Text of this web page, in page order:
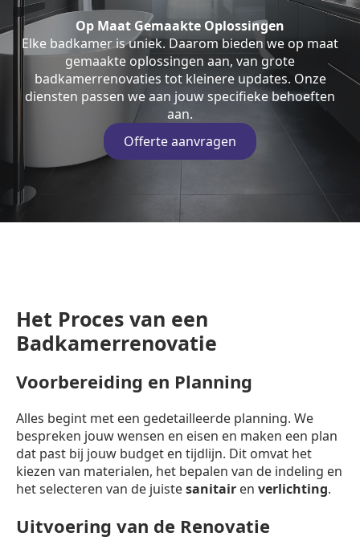
Op Maat Gemaakte Oplossingen
Elke badkamer is uniek. Daarom bieden we op maat
gemaakte oplossingen aan, van grote
badkamerrenovaties tot kleinere updates. Onze
diensten passen we aan jouw specifieke behoeften
aan.
Offerte aanvragen
Het Proces van een
Badkamerrenovatie
Voorbereiding en Planning
Alles begint met een gedetailleerde planning. We
bespreken jouw wensen en eisen en maken een plan
dat past bij jouw budget en tijdlijn. Dit omvat het
kiezen van materialen, het bepalen van de indeling en
het selecteren van de juistesanitair en verlichting.
Uitvoering van de Renovatie